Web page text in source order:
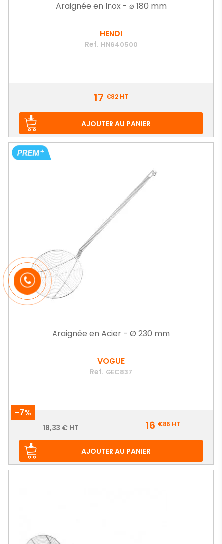
Araignée en Inox - ⌀ 180 mm
HENDI
Ref. HN640500
17 €82 HT
AJOUTER AU PANIER
Araignée en Acier - Ø 230 mm
VOGUE
Ref. GEC837
-7%
Prix
Prix
18,33 € HT 16 €86 HT
AJOUTER AU PANIER